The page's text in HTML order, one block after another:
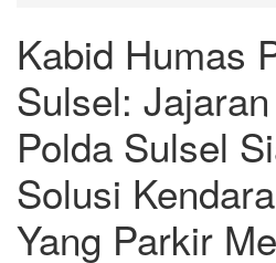
Kabid Humas
Sulsel:
Polda Sulsel
Solusi
Yang Parkir